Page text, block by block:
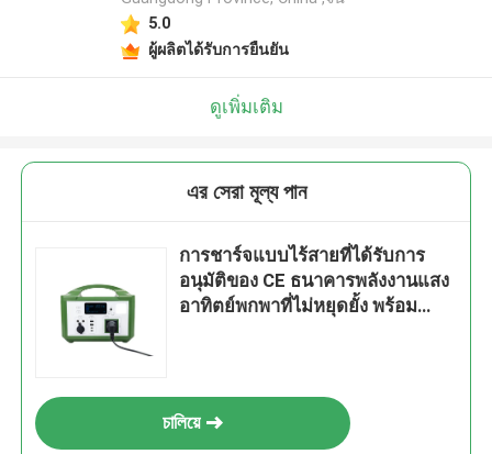
5.0
ผู้ผลิตได้รับการยืนยัน
ดูเพิ่มเติม
এর সেরা মূল্য পান
การชาร์จแบบไร้สายที่ได้รับการ
อนุมัติของ CE ธนาคารพลังงานแสง
อาทิตย์พกพาที่ไม่หยุดยั้ง พร้อม
চালিয়ে